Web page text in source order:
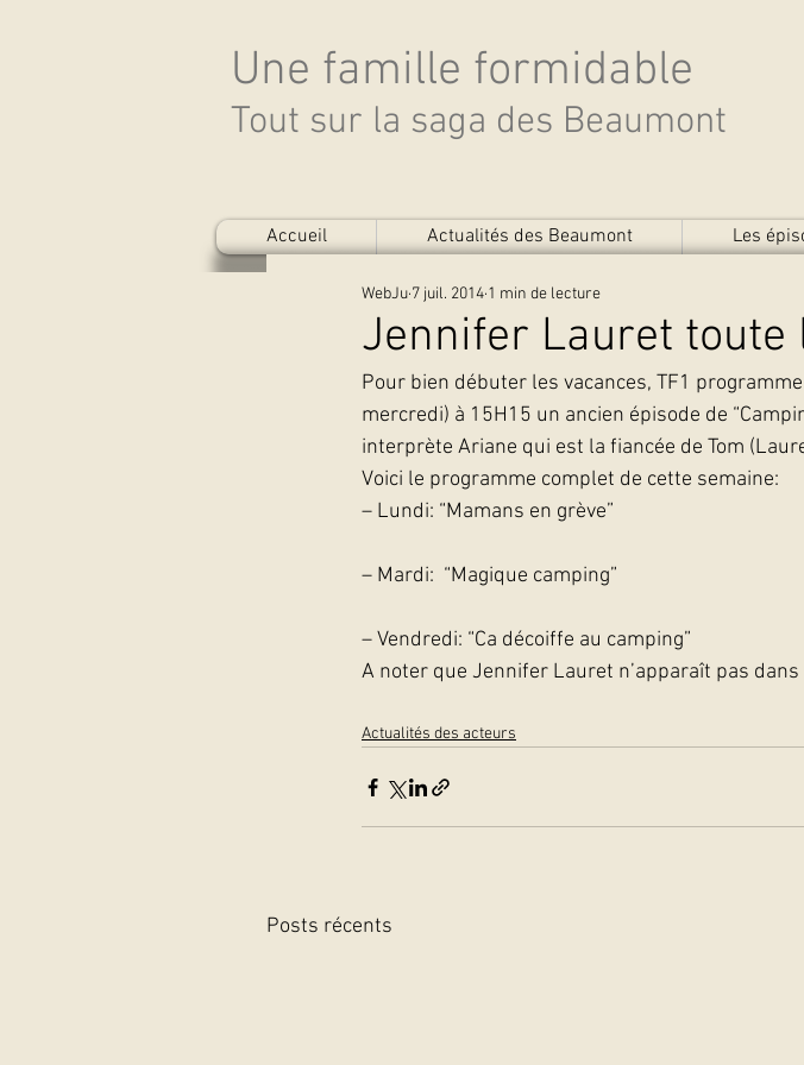
Une famille formidable
Tout sur la saga des Beaumont
Accueil Actualités des Beaumont Les
Jennifer Lauret toute
WebJu 7 juil. 2014 1 min de lecture
Pour bien débuter les vacances, TF1
mercredi) à 15H15 un ancien épisode de
interprète Ariane qui est la fiancée de Tom
Voici le programme complet de cette semaine:
– Lundi: “Mamans en grève”
– Mardi:  “Magique camping”
– Vendredi: “Ca décoiffe au camping”
A noter que Jennifer Lauret n’apparaît pas
Actualités des acteurs
Posts récents